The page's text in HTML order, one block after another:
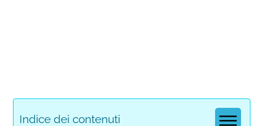
Indice dei contenuti